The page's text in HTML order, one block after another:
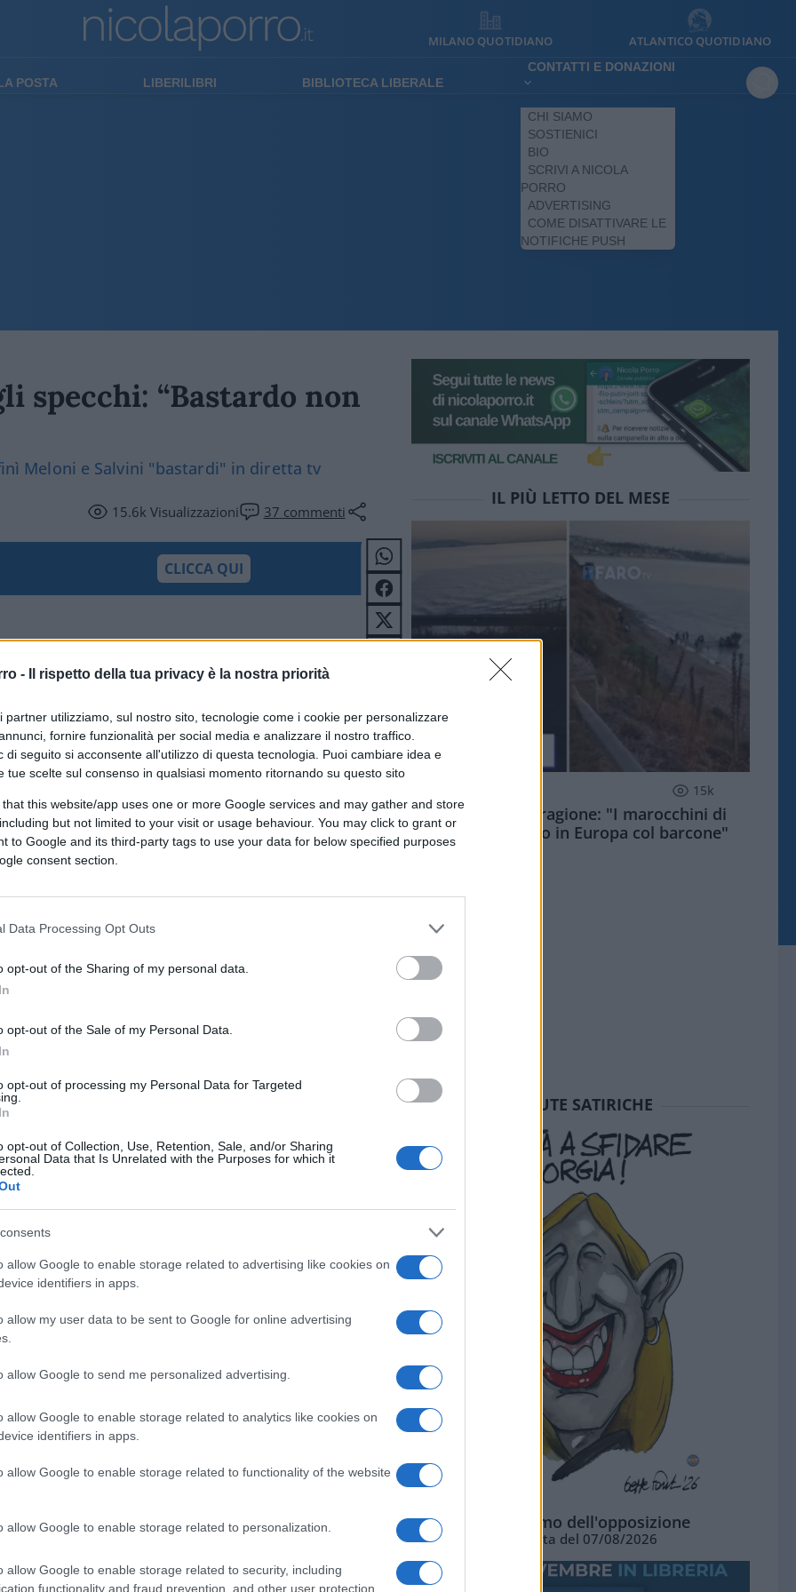
- Il rispetto della tua privacy è la nostra priorità
partner utilizziamo, sul nostro sito, tecnologie come i cookie per personalizzare
fornire funzionalità per social media e analizzare il nostro traffico.
di seguito si acconsente all'utilizzo di questa tecnologia. Puoi cambiare idea e
tue scelte sul consenso in qualsiasi momento ritornando su questo sito
that this website/app uses one or more Google services and may gather and store
but not limited to your visit or usage behaviour. You may click to grant or
to Google and its third-party tags to use your data for below specified purposes
consent section.
Data Processing Opt Outs
opt-out of the Sharing of my personal data.
opt-out of the Sale of my Personal Data.
opt-out of processing my Personal Data for Targeted
opt-out of Collection, Use, Retention, Sale, and/or Sharing
Data that Is Unrelated with the Purposes for which it
allow Google to enable storage related to advertising like cookies on
identifiers in apps.
allow my user data to be sent to Google for online advertising
allow Google to send me personalized advertising.
allow Google to enable storage related to analytics like cookies on
identifiers in apps.
allow Google to enable storage related to functionality of the website
allow Google to enable storage related to personalization.
allow Google to enable storage related to security, including
functionality and fraud prevention, and other user protection.
MILANO QUOTIDIANO ATLANTICO QUOTIDIANO
POSTA LIBERILIBRI BIBLIOTECA LIBERALE
CONTATTI E DONAZIONI
CHI SIAMO
SOSTIENICI
BIO
SCRIVI A NICOLA
PORRO
ADVERTISING
COME DISATTIVARE LE
NOTIFICHE PUSH
specchi: “Bastardo non
Meloni e Salvini "bastardi" in diretta tv
15.6kVisualizzazioni 37 commenti
CLICCA QUI
mettetevi comodi per seguire
Savianousò la parola “ bastardo
durante un’intervista a Piazzapulita.
mente tutto il ciarpame detto sulle Ong:
dire bastardi.
possibile, tutto questo dolore
politica ma non sull’emergenza”.
querela e poi un processo. Ma
siamo in tanti, ritiene che la critica
Saviano aveva due strade davanti:
sugli specchi. L’occasione l’ha
trasmissioneDi Martedì su La7. Quando il
lui risponde così: “
mio impeto, che è nato certamente da
IL PIÙ LETTO DEL MESE
15k
Meloni aveva ragione: "I marocchini di
Ceuta sbarcano in Europa col barcone"
SEDUTE SATIRICHE
L'ottimismo dell'opposizione
Vignetta del 07/08/2026